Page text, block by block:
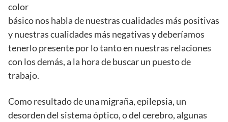
color
básico nos habla de nuestras cualidades más positivas
y nuestras cualidades más negativas y deberíamos
tenerlo presente por lo tanto en nuestras relaciones
con los demás, a la hora de buscar un puesto de
trabajo.
Como resultado de una migraña, epilepsia, un
desorden del sistema óptico, o del cerebro, algunas